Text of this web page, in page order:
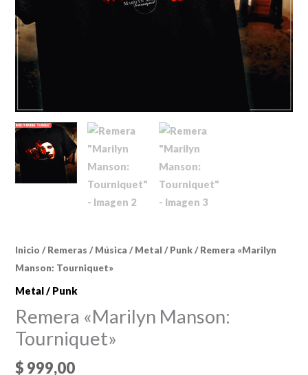
Inicio /Remeras /Música /Metal / Punk/ Remera «Marilyn
Manson: Tourniquet»
Metal / Punk
Remera «Marilyn Manson:
Tourniquet»
$ 999,00